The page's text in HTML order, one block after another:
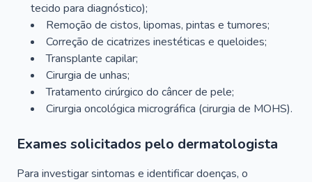
tecido para diagnóstico);
Remoção de cistos, lipomas, pintas e tumores;
Correção de cicatrizes inestéticas e queloides;
Transplante capilar;
Cirurgia de unhas;
Tratamento cirúrgico do câncer de pele;
Cirurgia oncológica micrográfica (cirurgia de MOHS).
Exames solicitados pelo dermatologista
Para investigar sintomas e identificar doenças, o